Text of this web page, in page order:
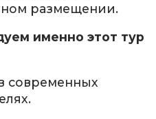
размещении.
именно этот тур
современных